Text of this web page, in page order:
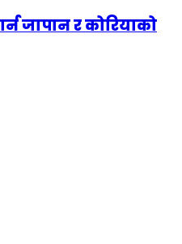
जापान र कोरियाको